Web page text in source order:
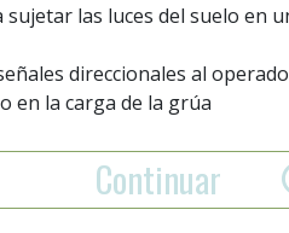
las luces del suelo en
direccionales al
en la carga de la grúa
Continuar